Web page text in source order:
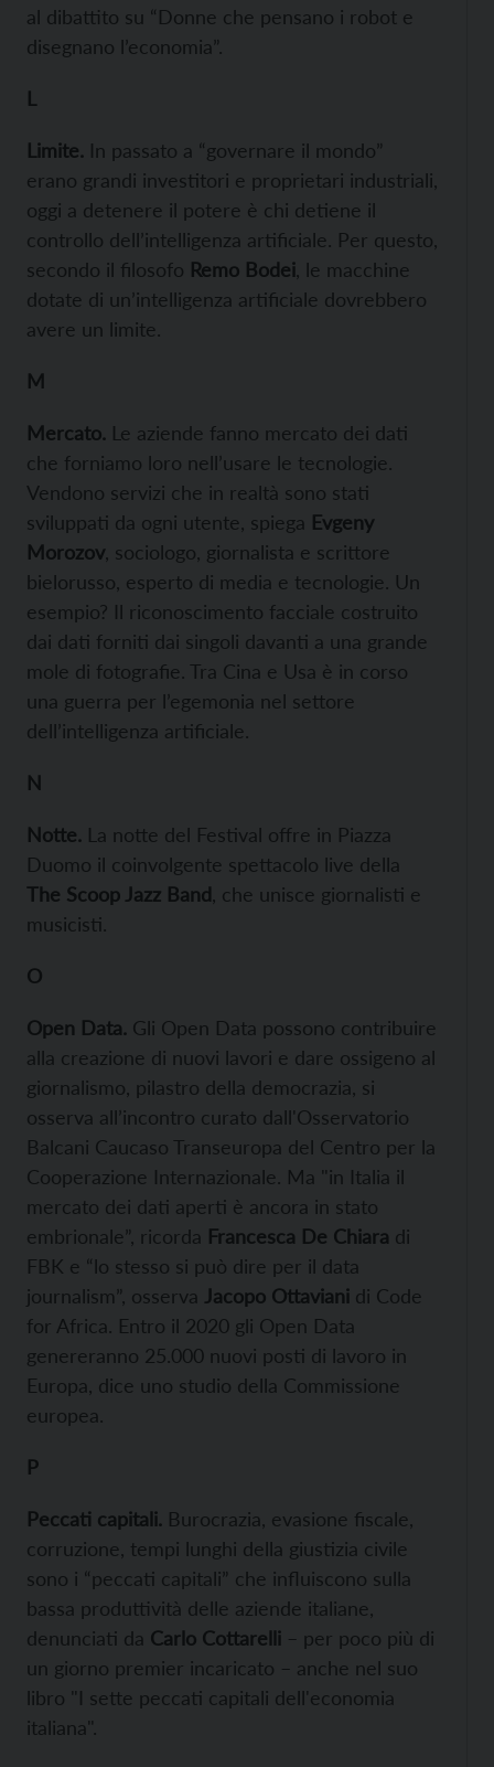
al dibattito su “Donne che pensano i robot e
disegnano l’economia”.
L
Limite. In passato a “governare il mondo”
erano grandi investitori e proprietari industriali,
oggi a detenere il potere è chi detiene il
controllo dell’intelligenza artificiale. Per questo,
secondo il filosofo Remo Bodei , le macchine
dotate di un’intelligenza artificiale dovrebbero
avere un limite.
M
Mercato. Le aziende fanno mercato dei dati
che forniamo loro nell’usare le tecnologie.
Vendono servizi che in realtà sono stati
sviluppati da ogni utente, spiega Evgeny
Morozov , sociologo, giornalista e scrittore
bielorusso, esperto di media e tecnologie. Un
esempio? Il riconoscimento facciale costruito
dai dati forniti dai singoli davanti a una grande
mole di fotografie. Tra Cina e Usa è in corso
una guerra per l’egemonia nel settore
dell’intelligenza artificiale.
N
Notte. La notte del Festival offre in Piazza
Duomo il coinvolgente spettacolo live della
The Scoop Jazz Band , che unisce giornalisti e
musicisti.
O
Open Data. Gli Open Data possono contribuire
alla creazione di nuovi lavori e dare ossigeno al
giornalismo, pilastro della democrazia, si
osserva all’incontro curato dall'Osservatorio
Balcani Caucaso Transeuropa del Centro per la
Cooperazione Internazionale. Ma "in Italia il
mercato dei dati aperti è ancora in stato
embrionale”, ricorda Francesca De Chiara di
FBK e “lo stesso si può dire per il data
journalism”, osserva Jacopo Ottaviani di Code
for Africa. Entro il 2020 gli Open Data
genereranno 25.000 nuovi posti di lavoro in
Europa, dice uno studio della Commissione
europea.
P
Peccati capitali. Burocrazia, evasione fiscale,
corruzione, tempi lunghi della giustizia civile
sono i “peccati capitali” che influiscono sulla
bassa produttività delle aziende italiane,
denunciati da Carlo Cottarelli – per poco più di
un giorno premier incaricato – anche nel suo
libro "I sette peccati capitali dell'economia
italiana".